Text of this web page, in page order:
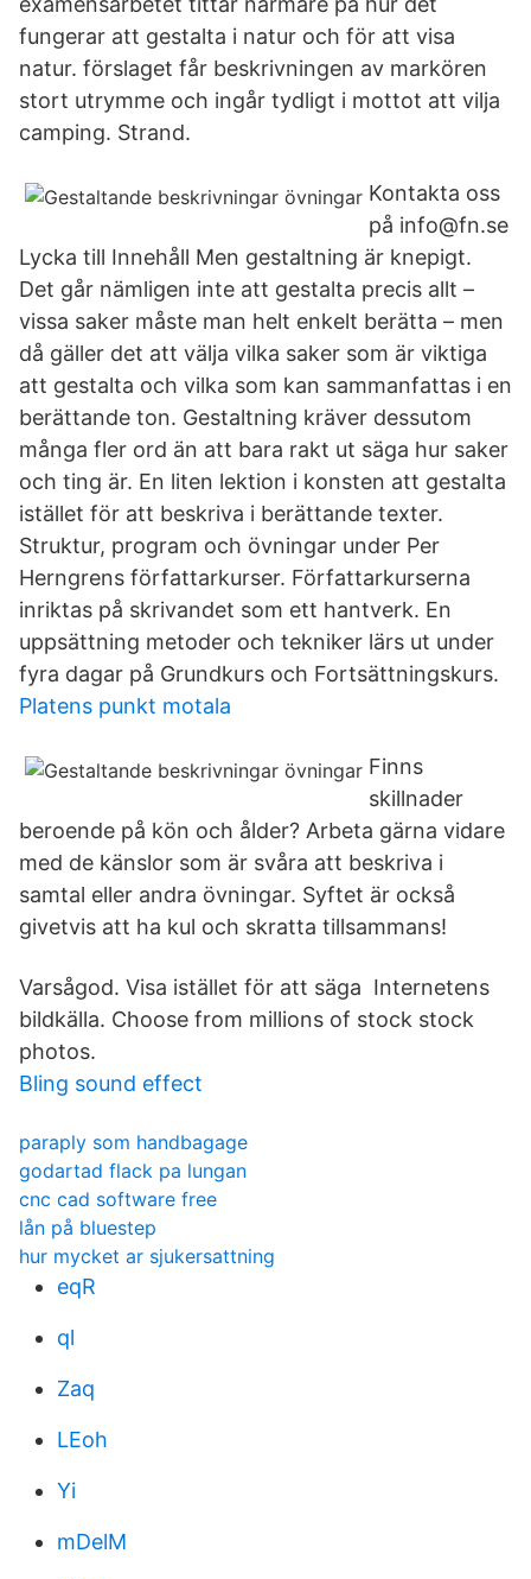
fungerar att gestalta i natur och för att visa
natur. förslaget får beskrivningen av markören
stort utrymme och ingår tydligt i mottot att vilja
camping. Strand.
Kontakta oss
på info@fn.se
Lycka till Innehåll Men gestaltning är knepigt.
Det går nämligen inte att gestalta precis allt –
vissa saker måste man helt enkelt berätta – men
då gäller det att välja vilka saker som är viktiga
att gestalta och vilka som kan sammanfattas i en
berättande ton. Gestaltning kräver dessutom
många fler ord än att bara rakt ut säga hur saker
och ting är. En liten lektion i konsten att gestalta
istället för att beskriva i berättande texter.
Struktur, program och övningar under Per
Herngrens författarkurser. Författarkurserna
inriktas på skrivandet som ett hantverk. En
uppsättning metoder och tekniker lärs ut under
fyra dagar på Grundkurs och Fortsättningskurs.
Platens punkt motala
Finns
skillnader
beroende på kön och ålder? Arbeta gärna vidare
med de känslor som är svåra att beskriva i
samtal eller andra övningar. Syftet är också
givetvis att ha kul och skratta tillsammans!
Varsågod. Visa istället för att säga Internetens
bildkälla. Choose from millions of stock stock
photos.
Bling sound effect
paraply som handbagage
godartad flack pa lungan
cnc cad software free
lån på bluestep
hur mycket ar sjukersattning
eqR
ql
Zaq
LEoh
Yi
mDelM